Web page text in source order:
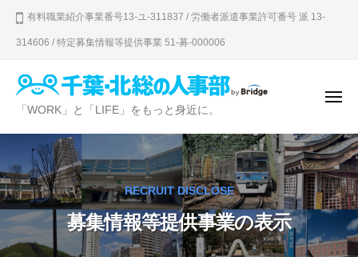
ッ
プ
有料職業紹介事業番号13-ユ-311837 / 労働者派遣事業許可番号 派 13-
314606 / 特定募集情報等提供事業 51-募-000006
千
葉
北
総
の
人
「WORK」と「LIFE」をもっと身近に。
メ
ー
RECRUIT DISCLOSE
募集情報等提供事業の表示
葉
・
総
の
人
事